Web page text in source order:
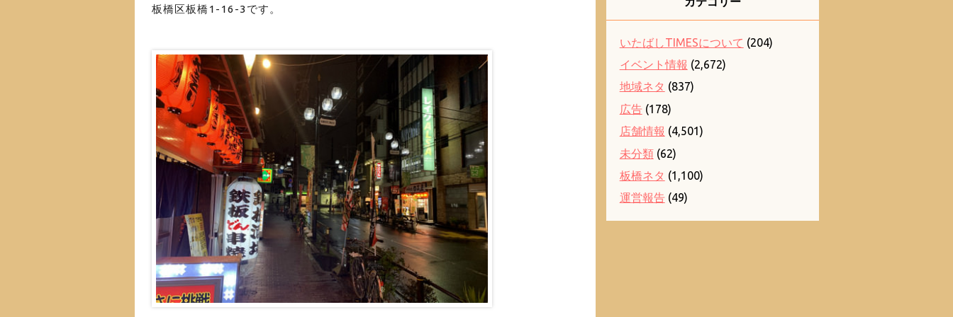
板橋区板橋1-16-3です。
いたばしTIMESについて (204)
イベント情報 (2,672)
地域ネタ (837)
広告(178)
店舗情報 (4,501)
未分類(62)
板橋ネタ (1,100)
運営報告(49)